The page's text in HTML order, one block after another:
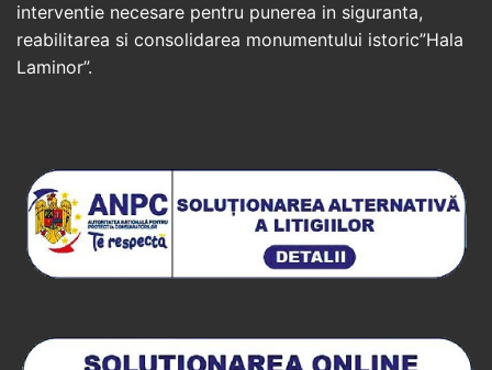
interventie necesare pentru punerea in siguranta,
reabilitarea si consolidarea monumentului istoric”Hala
Laminor”.